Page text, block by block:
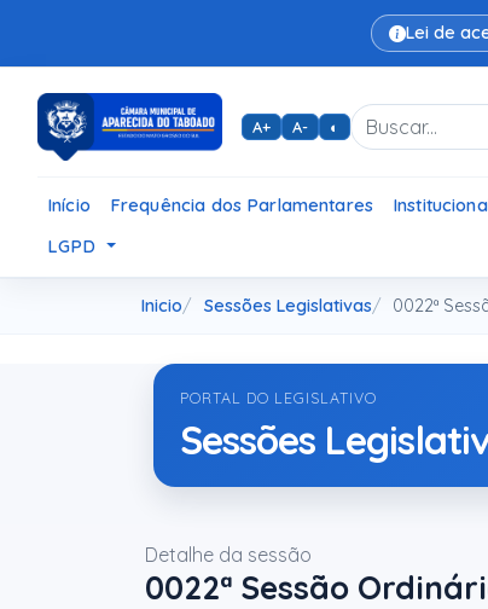
Lei de
A+ A- ◐
Início Frequência dos Parlamentares
LGPD
Inicio Sessões Legislativas 0022ª
PORTAL DO LEGISLATIVO
Sessões
Detalhe da sessão
0022ª Sessão